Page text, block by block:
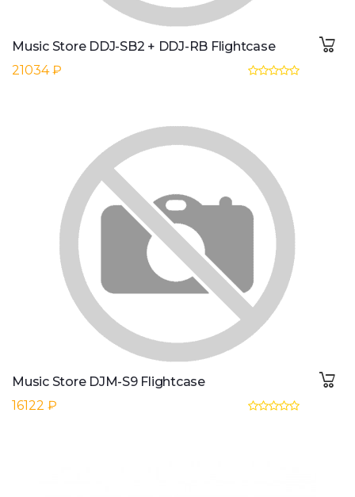
Music Store DDJ-SB2 + DDJ-RB Flightcase
21034 ₽
Music Store DJM-S9 Flightcase
16122 ₽